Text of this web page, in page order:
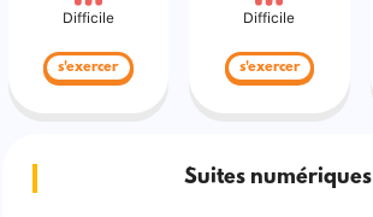
Difficile
s'exercer
Difficile
s'exercer
Suites numériques